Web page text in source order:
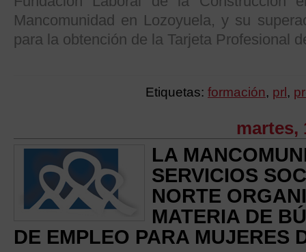
Mancomunidad en Lozoyuela, y su
para la obtención de la Tarjeta Profesional
Etiquetas: formación, prl ,
martes,
LA
SERVICIOS
NORTE
MATERIA DE
DE EMPLEO PARA MUJERES